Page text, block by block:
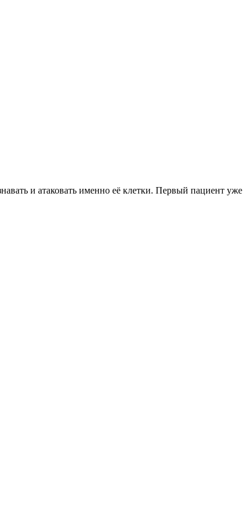
и атаковать именно её клетки. Первый пациент уже